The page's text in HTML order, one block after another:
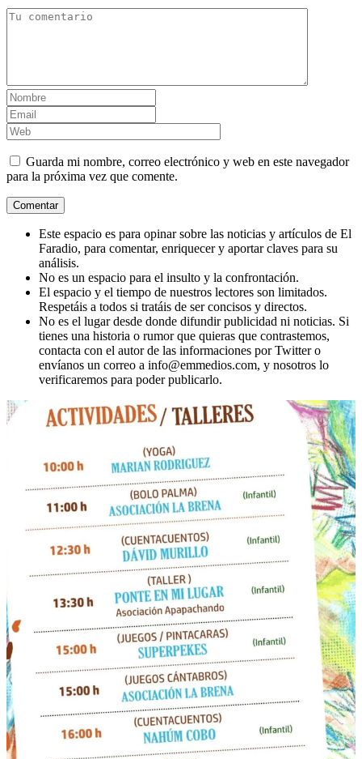
Guarda mi nombre, correo electrónico y web en este navegador
para la próxima vez que comente.
Este espacio es para opinar sobre las noticias y artículos de El
Faradio, para comentar, enriquecer y aportar claves para su
análisis.
No es un espacio para el insulto y la confrontación.
El espacio y el tiempo de nuestros lectores son limitados.
Respetáis a todos si tratáis de ser concisos y directos.
No es el lugar desde donde difundir publicidad ni noticias. Si
tienes una historia o rumor que quieras que contrastemos,
contacta con el autor de las informaciones por Twitter o
envíanos un correo a info@emmedios.com, y nosotros lo
verificaremos para poder publicarlo.